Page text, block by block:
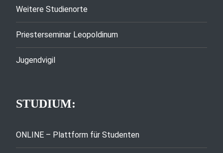
Weitere Studienorte
Priesterseminar Leopoldinum
Jugendvigil
STUDIUM:
ONLINE – Plattform für Studenten